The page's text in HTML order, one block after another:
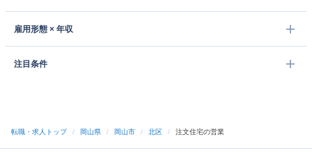
雇用形態 × 年収
注目条件
転職・求人トップ / 岡山県 / 岡山市 / 北区 / 注文住宅の営業